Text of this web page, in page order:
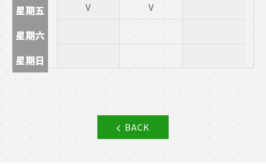
星期五
星期六
星期日
V
V
BACK